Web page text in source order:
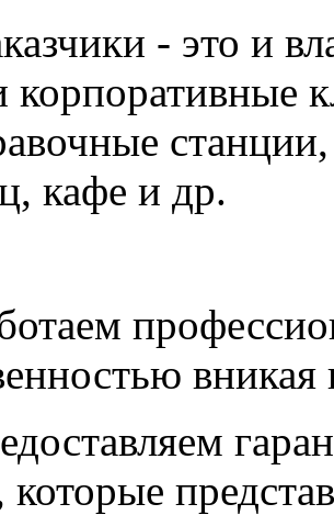
- это и
корпоративные
кафе и др.
которые